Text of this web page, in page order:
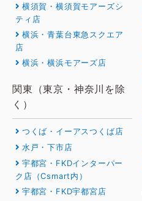
横須賀・横須賀モアーズシ
ティ店
横浜・青葉台東急スクエア
店
横浜・横浜モアーズ店
関東（東京・神奈川を除
く）
つくば・イーアスつくば店
水戸・下市店
宇都宮・FKDインターパー
ク店（Csmart内）
宇都宮・FKD宇都宮店